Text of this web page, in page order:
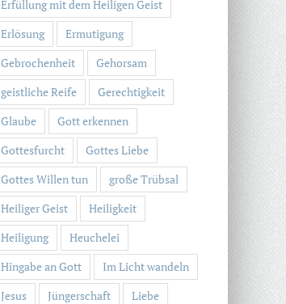
Erfüllung mit dem Heiligen Geist
Erlösung
Ermutigung
Gebrochenheit
Gehorsam
geistliche Reife
Gerechtigkeit
Glaube
Gott erkennen
Gottesfurcht
Gottes Liebe
Gottes Willen tun
große Trübsal
Heiliger Geist
Heiligkeit
Heiligung
Heuchelei
Hingabe an Gott
Im Licht wandeln
Jesus
Jüngerschaft
Liebe